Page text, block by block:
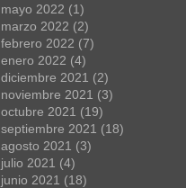
mayo 2022 (1)
marzo 2022 (2)
febrero 2022 (7)
enero 2022 (4)
diciembre 2021 (2)
noviembre 2021 (3)
octubre 2021 (19)
septiembre 2021 (18)
agosto 2021 (3)
julio 2021 (4)
junio 2021 (18)